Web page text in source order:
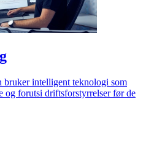
bruker intelligent teknologi som
og forutsi driftsforstyrrelser før de